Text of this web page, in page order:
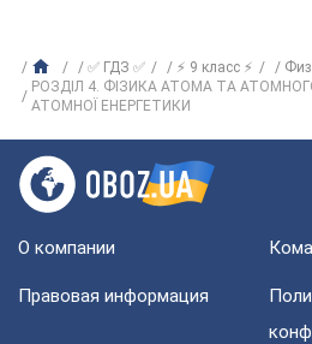
✅ ГДЗ ✅ ⚡ 9 класс ⚡
РОЗДІЛ 4. ФІЗИКА АТОМА ТА
АТОМНОЇ ЕНЕРГЕТИКИ
О компании
Правовая информация